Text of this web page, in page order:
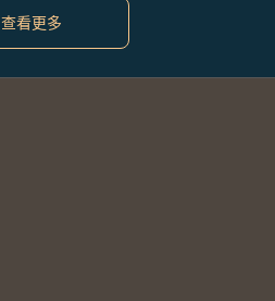
查看更多